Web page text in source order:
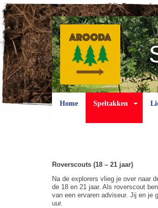
Home Speltakken
Roverscouts (18 – 21 jaar)
Na de explorers vlieg je over naar
de 18 en 21 jaar. Als roverscout
van een ervaren adviseur. Jij en je
uur.